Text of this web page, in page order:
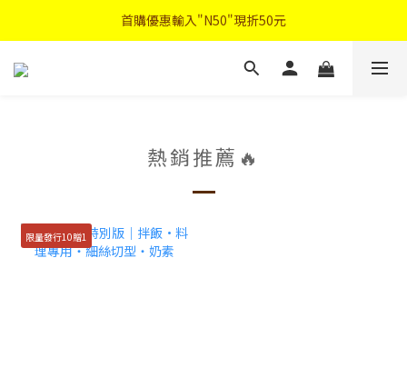
首購優惠輸入"N50"現折50元
首購優惠輸入"N50"現折50元
註冊會員登入"免費領取會員禮"
首購優惠輸入"N50"現折50元
熱銷推薦🔥
限量發行10贈1